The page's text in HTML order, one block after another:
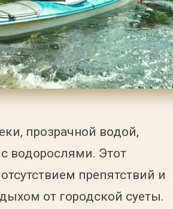
прозрачной водой,
водорослями. Этот
препятствий и
от городской суеты.